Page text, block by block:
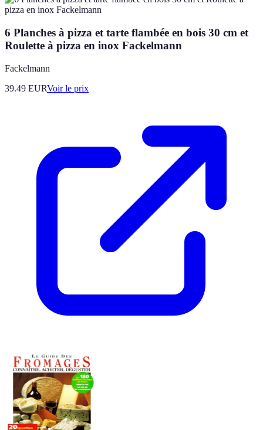
6 Planches à pizza et tarte flambée en bois 30 cm et
Roulette à pizza en inox Fackelmann
Fackelmann
39.49 EURVoir le prix